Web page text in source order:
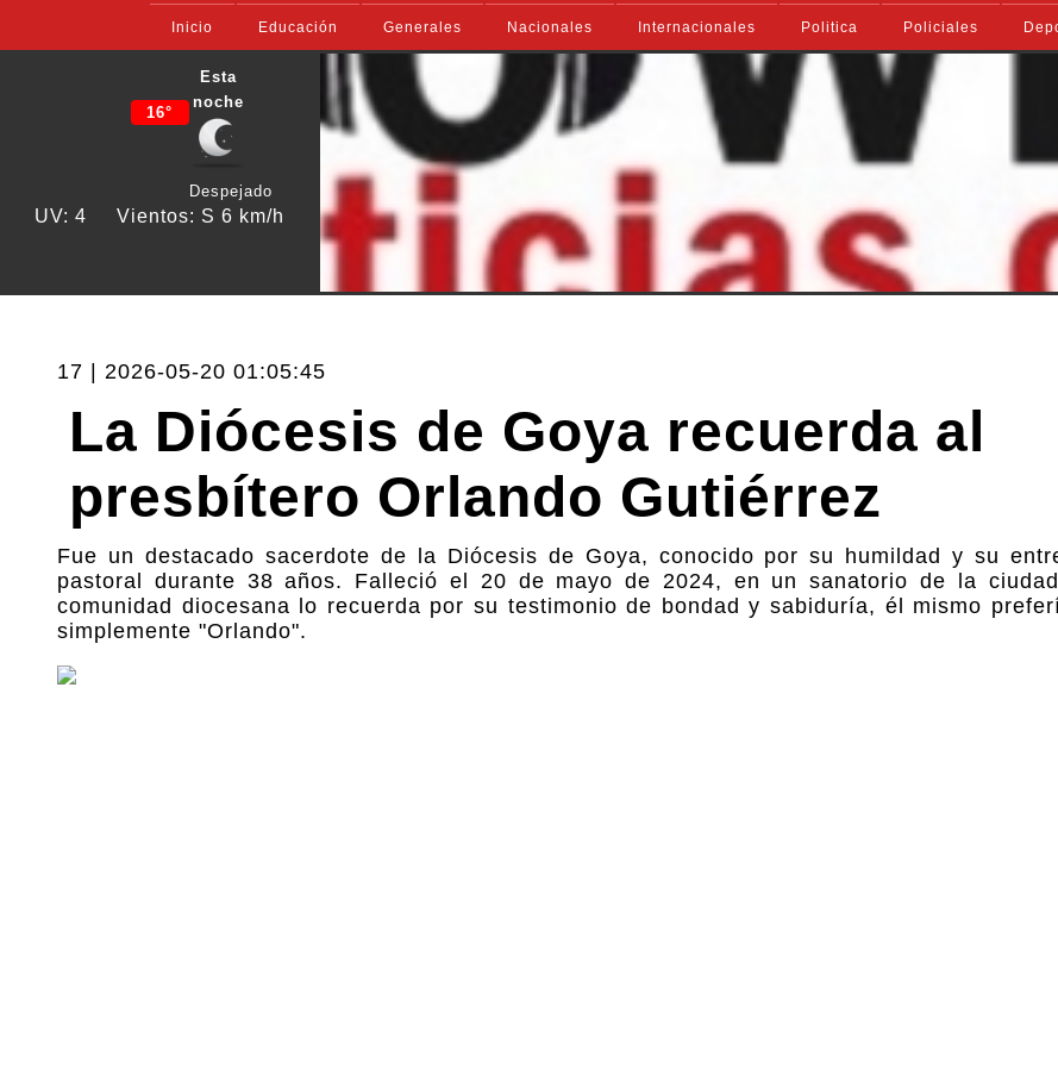
Inicio Educación Generales Nacionales Internacionales Politica Policiales
16°
Esta
noche
Despejado
UV: 4 Vientos: S 6 km/h
17 | 2026-05-20 01:05:45
La Diócesis de Goya recuerda al
presbítero Orlando Gutiérrez
Fue un destacado sacerdote de la Diócesis de Goya, conocido por su humildad y su
pastoral durante 38 años. Falleció el 20 de mayo de 2024, en un sanatorio de la
comunidad diocesana lo recuerda por su testimonio de bondad y sabiduría, él mismo
simplemente "Orlando".